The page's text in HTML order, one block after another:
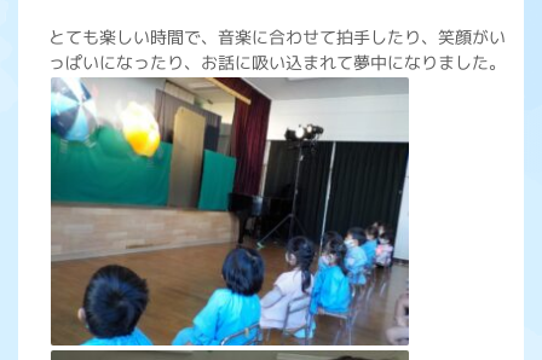
とても楽しい時間で、音楽に合わせて拍手したり、笑顔がい
っぱいになったり、お話に吸い込まれて夢中になりました。